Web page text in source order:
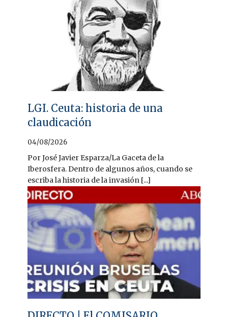
LGI. Ceuta: historia de una
claudicación
04/08/2026
Por José Javier Esparza/La Gaceta de la
Iberosfera. Dentro de algunos años, cuando se
escriba la historia de la invasión [...]